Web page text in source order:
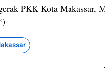
PKK Kota Makassar,